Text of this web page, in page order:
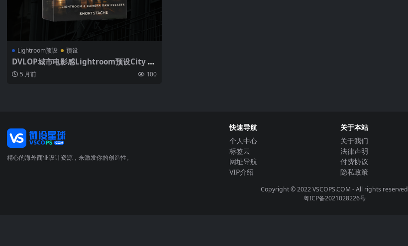
Lightroom预设 预设
DVLOP城市电影感Lightroom预设City Sa
uce 纽约风格色调 含Push/Pull调光与颗粒
强度Shortstache – City Sauce Presets
5 月前 100
精心的海外商业设计资源，来激发你的创造性。
快速导航
个人中心
标签云
网址导航
VIP介绍
关于本站
关于我们
法律声明
付费协议
隐私政策
Copyright © 2022VSCOPS.COM - All rights reserved
粤ICP备2021028226号